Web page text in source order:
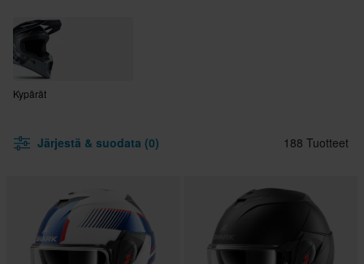
Kypärät
Järjestä & suodata (0) 188 Tuotteet